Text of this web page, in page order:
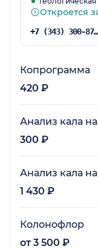
Откроется
+7 (343) 300-87-38
Копрограмма
420 ₽
Анализ кала
300 ₽
Анализ кала
1 430 ₽
Колонофлор
от 3 500 ₽